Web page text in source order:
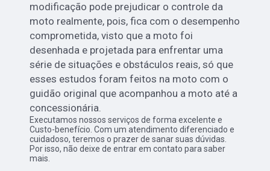
modificação pode prejudicar o controle da
moto realmente, pois, fica com o desempenho
comprometida, visto que a moto foi
desenhada e projetada para enfrentar uma
série de situações e obstáculos reais, só que
esses estudos foram feitos na moto com o
guidão original que acompanhou a moto até a
concessionária.
Executamos nossos serviços de forma excelente e
Custo-benefício. Com um atendimento diferenciado e
cuidadoso, teremos o prazer de sanar suas dúvidas.
Por isso, não deixe de entrar em contato para saber
mais.